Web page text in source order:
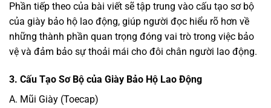
Phần tiếp theo của bài viết sẽ tập trung vào cấu tạo sơ bộ
của giày bảo hộ lao động, giúp người đọc hiểu rõ hơn về
những thành phần quan trọng đóng vai trò trong việc bảo
vệ và đảm bảo sự thoải mái cho đôi chân người lao động.
3. Cấu Tạo Sơ Bộ của Giày Bảo Hộ Lao Động
A. Mũi Giày (Toecap)